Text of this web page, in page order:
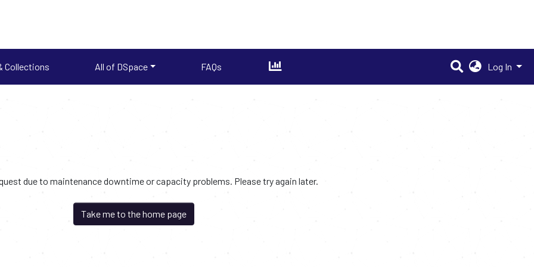
Collections All of DSpace FAQs Log In
due to maintenance downtime or capacity problems. Please try again later.
Take me to the home page